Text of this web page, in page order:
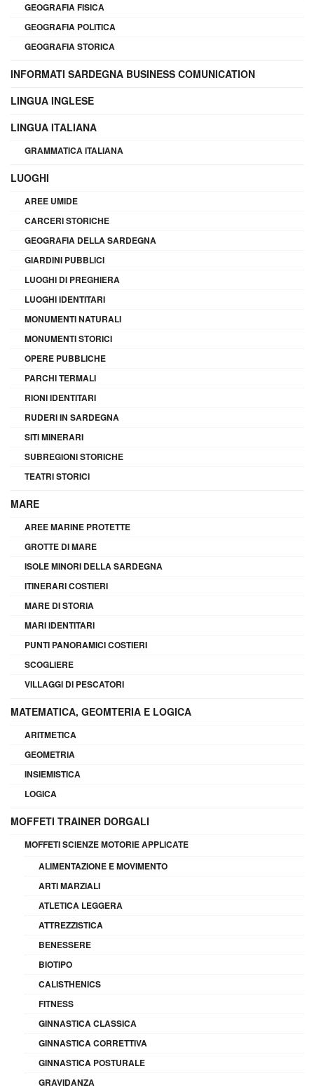
GEOGRAFIA FISICA
GEOGRAFIA POLITICA
GEOGRAFIA STORICA
INFORMATI SARDEGNA BUSINESS COMUNICATION
LINGUA INGLESE
LINGUA ITALIANA
GRAMMATICA ITALIANA
LUOGHI
AREE UMIDE
CARCERI STORICHE
GEOGRAFIA DELLA SARDEGNA
GIARDINI PUBBLICI
LUOGHI DI PREGHIERA
LUOGHI IDENTITARI
MONUMENTI NATURALI
MONUMENTI STORICI
OPERE PUBBLICHE
PARCHI TERMALI
RIONI IDENTITARI
RUDERI IN SARDEGNA
SITI MINERARI
SUBREGIONI STORICHE
TEATRI STORICI
MARE
AREE MARINE PROTETTE
GROTTE DI MARE
ISOLE MINORI DELLA SARDEGNA
ITINERARI COSTIERI
MARE DI STORIA
MARI IDENTITARI
PUNTI PANORAMICI COSTIERI
SCOGLIERE
VILLAGGI DI PESCATORI
MATEMATICA, GEOMTERIA E LOGICA
ARITMETICA
GEOMETRIA
INSIEMISTICA
LOGICA
MOFFETI TRAINER DORGALI
MOFFETI SCIENZE MOTORIE APPLICATE
ALIMENTAZIONE E MOVIMENTO
ARTI MARZIALI
ATLETICA LEGGERA
ATTREZZISTICA
BENESSERE
BIOTIPO
CALISTHENICS
FITNESS
GINNASTICA CLASSICA
GINNASTICA CORRETTIVA
GINNASTICA POSTURALE
GRAVIDANZA